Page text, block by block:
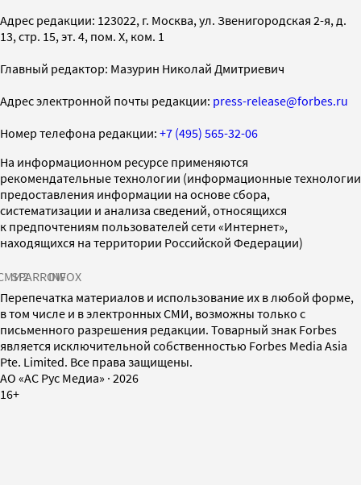
Адрес редакции: 123022, г. Москва, ул. Звенигородская 2-я, д.
13, стр. 15, эт. 4, пом. X, ком. 1
Главный редактор: Мазурин Николай Дмитриевич
Адрес электронной почты редакции: press-release@forbes.ru
Номер телефона редакции: +7 (495) 565-32-06
На информационном ресурсе применяются
рекомендательные технологии (информационные технологии
предоставления информации на основе сбора,
систематизации и анализа сведений, относящихся
к предпочтениям пользователей сети «Интернет»,
находящихся на территории Российской Федерации)
SPARROWINFOX
Перепечатка материалов и использование их в любой форме,
в том числе и в электронных СМИ, возможны только с
письменного разрешения редакции. Товарный знак Forbes
является исключительной собственностью Forbes Media Asia
Pte. Limited. Все права защищены.
AO «АС Рус Медиа» · 2026
16+